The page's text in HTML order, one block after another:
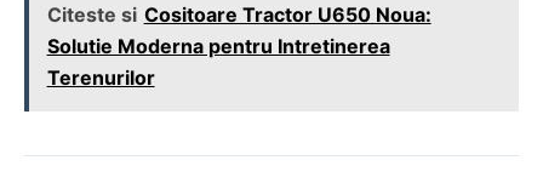
Citeste si Cositoare Tractor U650 Noua:
Solutie Moderna pentru Intretinerea
Terenurilor